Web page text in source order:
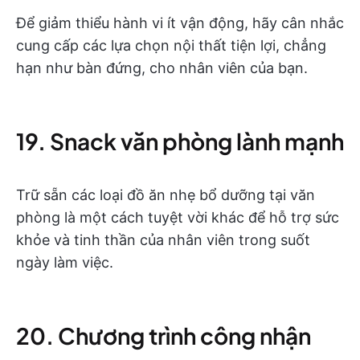
Để giảm thiểu hành vi ít vận động, hãy cân nhắc
cung cấp các lựa chọn nội thất tiện lợi, chẳng
hạn như bàn đứng, cho nhân viên của bạn.
19. Snack văn phòng lành mạnh
Trữ sẵn các loại đồ ăn nhẹ bổ dưỡng tại văn
phòng là một cách tuyệt vời khác để hỗ trợ sức
khỏe và tinh thần của nhân viên trong suốt
ngày làm việc.
20. Chương trình công nhận